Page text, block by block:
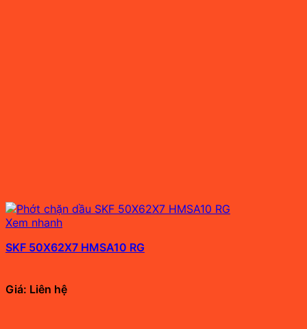
Xem nhanh
SKF 50X62X7 HMSA10 RG
Giá: Liên hệ